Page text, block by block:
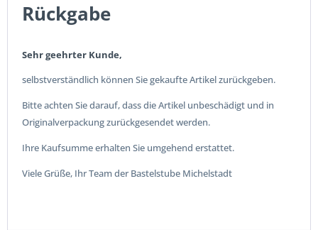
Rückgabe
Sehr geehrter Kunde,
selbstverständlich können Sie gekaufte Artikel zurückgeben.
Bitte achten Sie darauf, dass die Artikel unbeschädigt und in
Originalverpackung zurückgesendet werden.
Ihre Kaufsumme erhalten Sie umgehend erstattet.
Viele Grüße, Ihr Team der Bastelstube Michelstadt